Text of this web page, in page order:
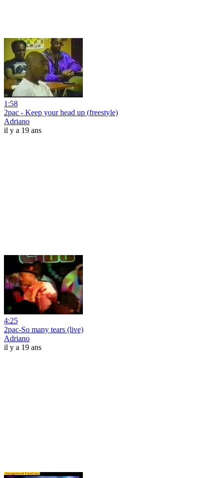
1:58
2pac - Keep your head up (freestyle)
Adriano
il y a 19 ans
4:25
2pac-So many tears (live)
Adriano
il y a 19 ans